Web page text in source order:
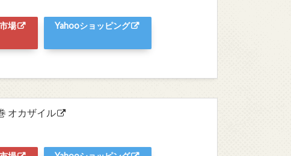
場 Yahooショッピング
オカザイル